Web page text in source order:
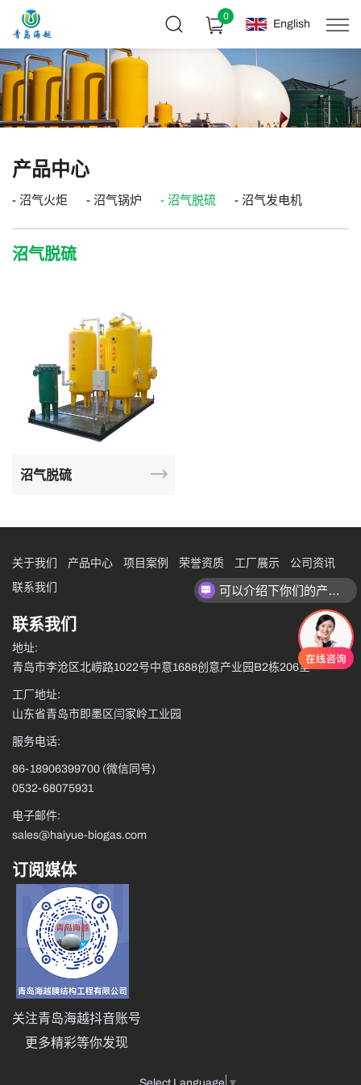
0 English
产品中心
沼气火炬 沼气锅炉 沼气脱硫 沼气发电机
沼气脱硫
沼气脱硫
关于我们 产品中心 项目案例 荣誉资质 工厂展示
公司资讯
联系我们
联系我们
地址:
青岛市李沧区北崂路1022号中意1688创意产业园B2栋206室
工厂地址:
山东省青岛市即墨区闫家岭工业园
服务电话:
86-18906399700(微信同号)
0532-68075931
电子邮件:
sales@haiyue-biogas.com
订阅媒体
关注青岛海越抖音账号
更多精彩等你发现